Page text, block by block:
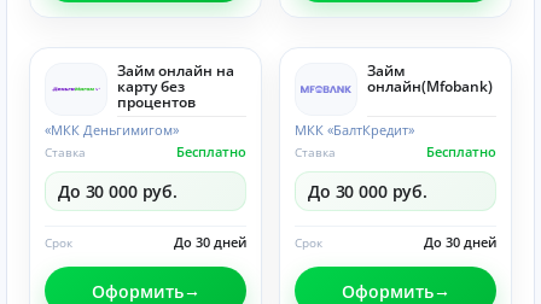
Займ онлайн на
карту без
процентов
«МКК Деньгимигом»
Бесплатно
Ставка
До 30 000 руб.
До 30 дней
Срок
Оформить
Займ
онлайн(Mfobank)
МКК «БалтКредит»
Бесплатно
Ставка
До 30 000 руб.
До 30 дней
Срок
Оформить